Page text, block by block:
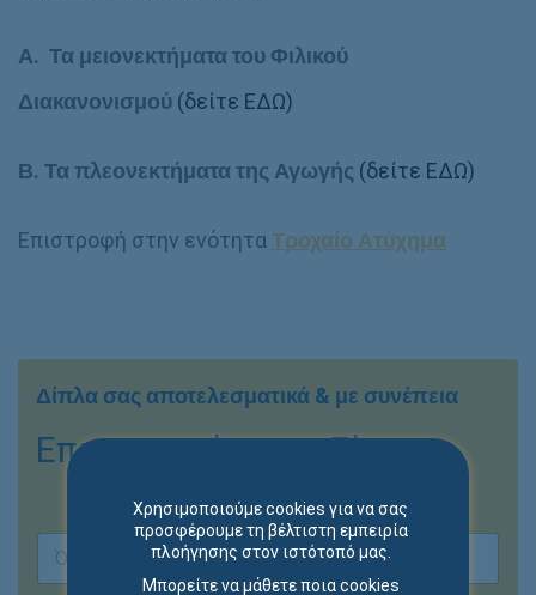
Α. Τα μειονεκτήματα του Φιλικού
Διακανονισμού (δείτε ΕΔΩ)
Β. Τα πλεονεκτήματα της Αγωγής (δείτε ΕΔΩ)
Επιστροφή στην ενότητα Τροχαίο Ατύχημα
Δίπλα σας αποτελεσματικά & με συνέπεια
Επικοινωνήστε μαζί μας
Ο
ο
Χρησιμοποιούμε cookies για να σας
προσφέρουμε τη βέλτιστη εμπειρία
πλοήγησης στον ιστότοπό μας.
Μπορείτε να μάθετε ποια cookies